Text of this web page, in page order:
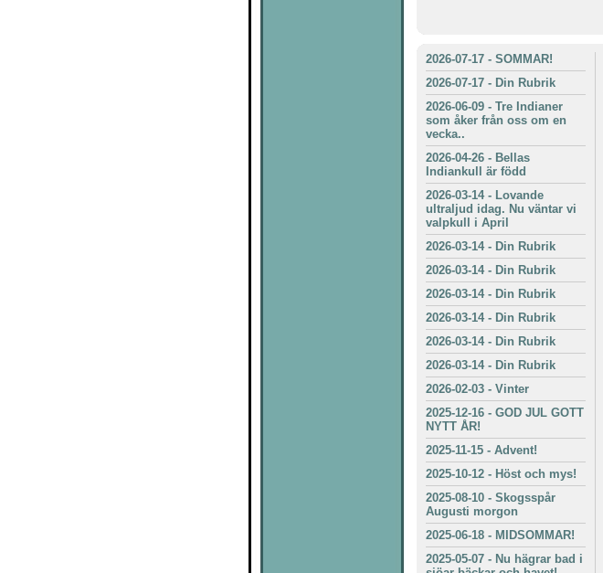
2026-07-17 - SOMMAR!
2026-07-17 - Din Rubrik
2026-06-09 - Tre Indianer
som åker från oss om en
vecka..
2026-04-26 - Bellas
Indiankull är född
2026-03-14- Lovande
ultraljud idag. Nu väntar vi
valpkull i April
2026-03-14- Din Rubrik
2026-03-14- Din Rubrik
2026-03-14- Din Rubrik
2026-03-14- Din Rubrik
2026-03-14- Din Rubrik
2026-03-14- Din Rubrik
2026-02-03 - Vinter
2025-12-16 - GOD JUL GOTT
NYTT ÅR!
2025-11-15 - Advent!
2025-10-12 - Höst och mys!
2025-08-10 - Skogsspår
Augusti morgon
2025-06-18 - MIDSOMMAR!
2025-05-07 - Nu hägrar bad i